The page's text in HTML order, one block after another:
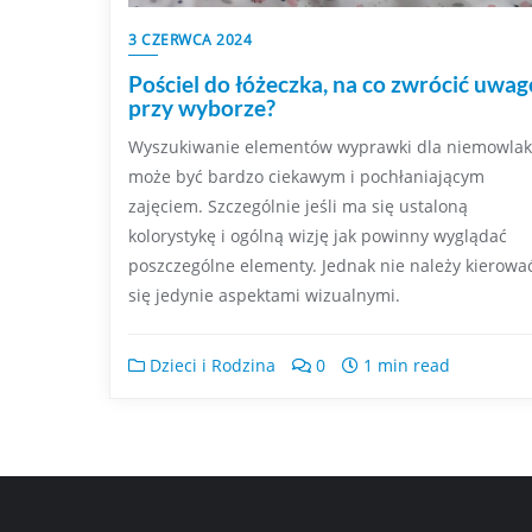
3 CZERWCA 2024
Pościel do łóżeczka, na co zwrócić
przy wyborze?
Wyszukiwanie elementów wyprawki dla
może być bardzo ciekawym i pochłaniającym
zajęciem. Szczególnie jeśli ma się ustaloną
kolorystykę i ogólną wizję jak powinny wyglądać
poszczególne elementy. Jednak nie należy
się jedynie aspektami wizualnymi.
Dzieci i Rodzina 0 1 min read